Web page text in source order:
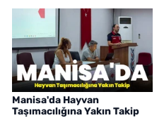
Manisa'da Hayvan
Taşımacılığına Yakın Takip